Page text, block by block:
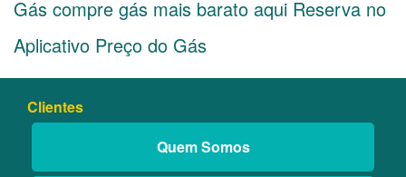
Gás compre gás mais barato aqui Reserva no
Aplicativo Preço do Gás
Clientes
Quem Somos